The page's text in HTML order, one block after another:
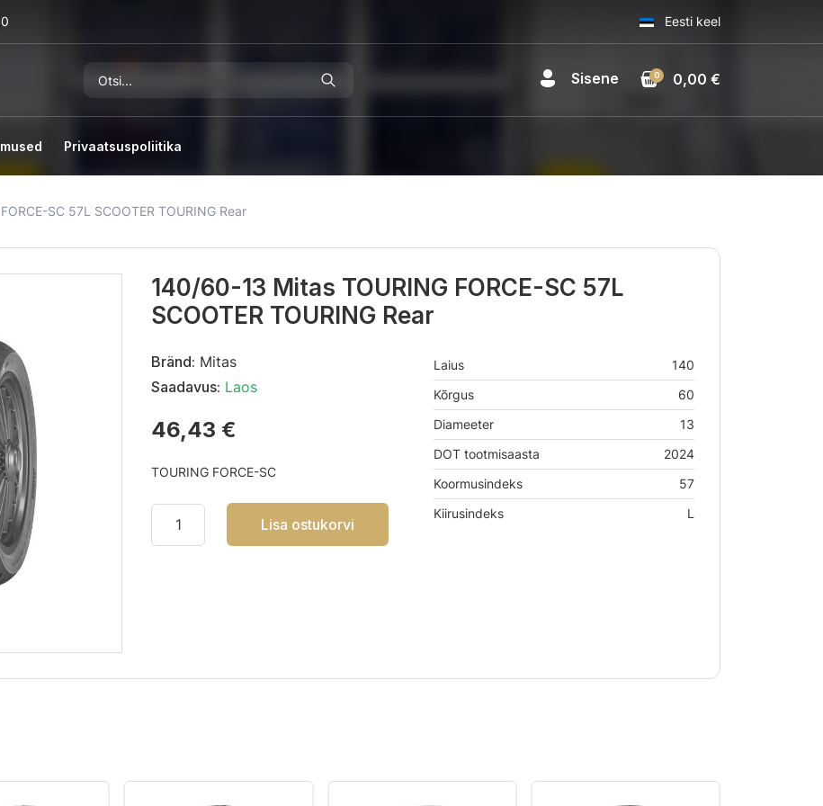
Eesti keel
Sisene 0,00 €
0
Privaatsuspoliitika
SC 57L SCOOTER TOURING Rear
140/60-13 Mitas TOURING FORCE-SC 57L
SCOOTER TOURING Rear
Bränd: Mitas
Saadavus: Laos
46,43 €
TOURING FORCE-SC
Lisa ostukorvi
Laius
140
Kõrgus
60
Diameeter
13
DOT tootmisaasta
2024
Koormusindeks
57
Kiirusindeks
L